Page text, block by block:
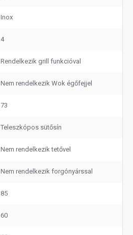
Inox
4
Rendelkezik grill funkcióval
Nem rendelkezik Wok égőfejjel
73
Teleszkópos sütősín
Nem rendelkezik tetővel
Nem rendelkezik forgónyárssal
85
60